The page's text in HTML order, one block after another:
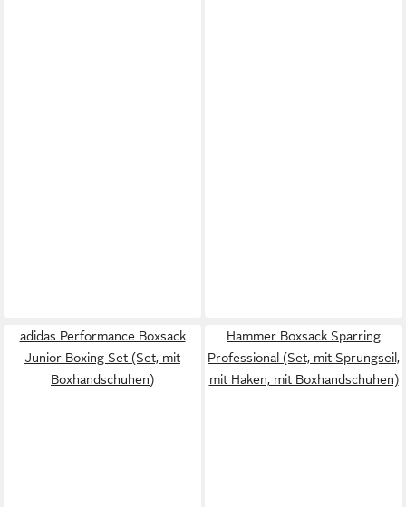
adidas Performance Boxsack
Junior Boxing Set (Set, mit
Boxhandschuhen)
Hammer Boxsack Sparring
Professional (Set, mit Sprungseil,
mit Haken, mit Boxhandschuhen)